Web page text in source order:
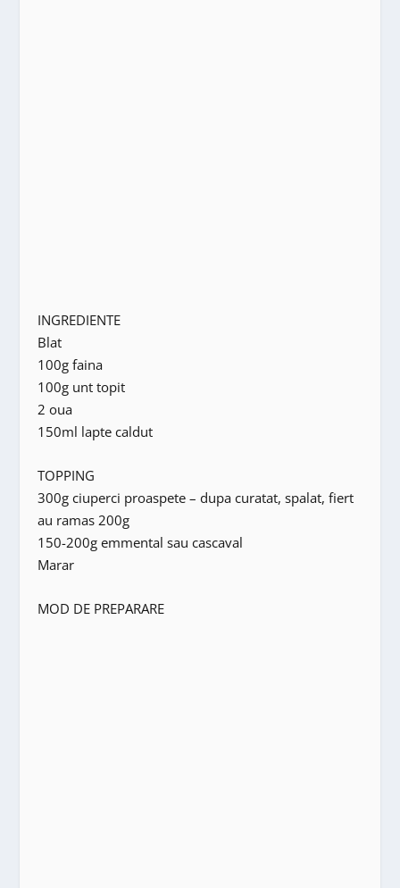
INGREDIENTE
Blat
100g faina
100g unt topit
2 oua
150ml lapte caldut
TOPPING
300g ciuperci proaspete – dupa curatat, spalat, fiert
au ramas 200g
150-200g emmental sau cascaval
Marar
MOD DE PREPARARE